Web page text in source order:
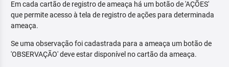
Em cada cartão de registro de ameaça há um botão de 'AÇÕES'
que permite acesso à tela de registro de ações para determinada
ameaça.
Se uma observação foi cadastrada para a ameaça um botão de
'OBSERVAÇÃO' deve estar disponível no cartão da ameaça.